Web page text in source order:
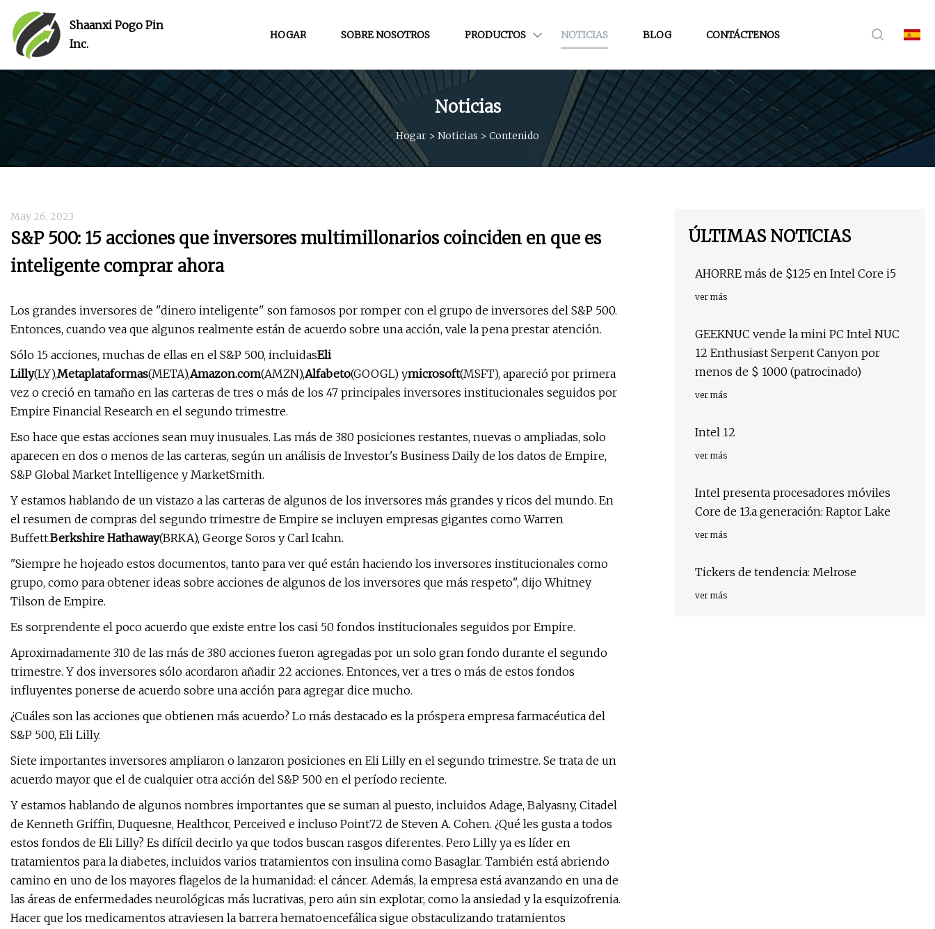
Shaanxi Pogo Pin
Inc.
HOGAR SOBRE NOSOTROS PRODUCTOS NOTICIAS BLOG CONTÁCTENOS
Noticias
Hogar > Noticias > Contenido
May 26, 2023
S&P 500: 15 acciones que inversores multimillonarios coinciden en que es
inteligente comprar ahora
Los grandes inversores de "dinero inteligente" son famosos por romper con el grupo de inversores del S&P 500.
Entonces, cuando vea que algunos realmente están de acuerdo sobre una acción, vale la pena prestar atención.
Sólo 15 acciones, muchas de ellas en el S&P 500, incluidasEli
Lilly(LY),Metaplataformas(META),Amazon.com(AMZN),Alfabeto(GOOGL) ymicrosoft(MSFT), apareció por primera
vez o creció en tamaño en las carteras de tres o más de los 47 principales inversores institucionales seguidos por
Empire Financial Research en el segundo trimestre.
Eso hace que estas acciones sean muy inusuales. Las más de 380 posiciones restantes, nuevas o ampliadas, solo
aparecen en dos o menos de las carteras, según un análisis de Investor's Business Daily de los datos de Empire,
S&P Global Market Intelligence y MarketSmith.
Y estamos hablando de un vistazo a las carteras de algunos de los inversores más grandes y ricos del mundo. En
el resumen de compras del segundo trimestre de Empire se incluyen empresas gigantes como Warren
Buffett.Berkshire Hathaway(BRKA), George Soros y Carl Icahn.
"Siempre he hojeado estos documentos, tanto para ver qué están haciendo los inversores institucionales como
grupo, como para obtener ideas sobre acciones de algunos de los inversores que más respeto", dijo Whitney
Tilson de Empire.
Es sorprendente el poco acuerdo que existe entre los casi 50 fondos institucionales seguidos por Empire.
Aproximadamente 310 de las más de 380 acciones fueron agregadas por un solo gran fondo durante el segundo
trimestre. Y dos inversores sólo acordaron añadir 22 acciones. Entonces, ver a tres o más de estos fondos
influyentes ponerse de acuerdo sobre una acción para agregar dice mucho.
¿Cuáles son las acciones que obtienen más acuerdo? Lo más destacado es la próspera empresa farmacéutica del
S&P 500, Eli Lilly.
Siete importantes inversores ampliaron o lanzaron posiciones en Eli Lilly en el segundo trimestre. Se trata de un
acuerdo mayor que el de cualquier otra acción del S&P 500 en el período reciente.
Y estamos hablando de algunos nombres importantes que se suman al puesto, incluidos Adage, Balyasny, Citadel
de Kenneth Griffin, Duquesne, Healthcor, Perceived e incluso Point72 de Steven A. Cohen. ¿Qué les gusta a todos
estos fondos de Eli Lilly? Es difícil decirlo ya que todos buscan rasgos diferentes. Pero Lilly ya es líder en
tratamientos para la diabetes, incluidos varios tratamientos con insulina como Basaglar. También está abriendo
camino en uno de los mayores flagelos de la humanidad: el cáncer. Además, la empresa está avanzando en una de
las áreas de enfermedades neurológicas más lucrativas, pero aún sin explotar, como la ansiedad y la esquizofrenia.
Hacer que los medicamentos atraviesen la barrera hematoencefálica sigue obstaculizando tratamientos
ÚLTIMAS NOTICIAS
AHORRE más de $125 en Intel Core i5
ver más
GEEKNUC vende la mini PC Intel NUC
12 Enthusiast Serpent Canyon por
menos de $ 1000 (patrocinado)
ver más
Intel 12
ver más
Intel presenta procesadores móviles
Core de 13.a generación: Raptor Lake
ver más
Tickers de tendencia: Melrose
ver más